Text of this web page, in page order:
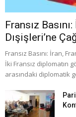
Fransız
Dışişleri’ne
Fransız Basını: İran,
İki Fransız diplomatın
arasındaki diplomatik